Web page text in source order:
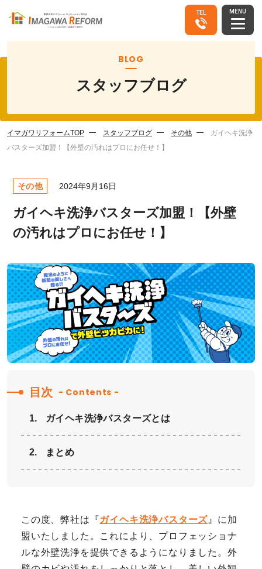
TEL MENU
BLOG
スタッフブログ
イマガワリフォームTOP スタッフブログ その他
ガイヘキ洗浄
バスターズ加盟！【外壁の汚れはプロにお任せ！】
その他 2024年9月16日
ガイヘキ洗浄バスターズ加盟！【外壁
の汚れはプロにお任せ！】
目次 - Contents -
ガイヘキ洗浄バスターズとは
まとめ
この度、弊社は『ガイヘキ洗浄バスターズ 』に加
盟いたしました。これにより、プロフェッショナ
ルな外壁洗浄を提供できるようになりました。外